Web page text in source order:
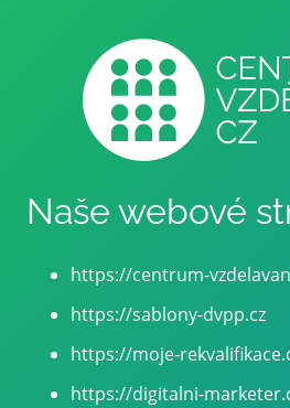
Naše webové
https://centrum-
https://sablony-dvpp.cz
https://moje-
https://digitalni-